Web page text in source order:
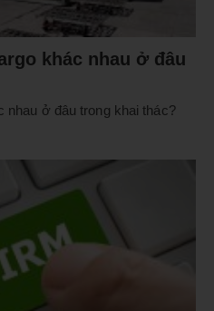
khác nhau ở đâu
nhau ở đâu trong khai thác?